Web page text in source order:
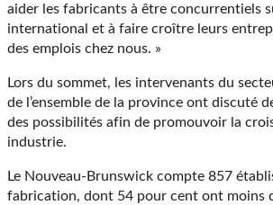
aider les fabricants à être concurrentiels
international et à faire croître leurs
des emplois chez nous. »
Lors du sommet, les intervenants du
de l’ensemble de la province ont discuté
des possibilités afin de promouvoir la
industrie.
Le Nouveau-Brunswick compte 857
fabrication, dont 54 pour cent ont moins